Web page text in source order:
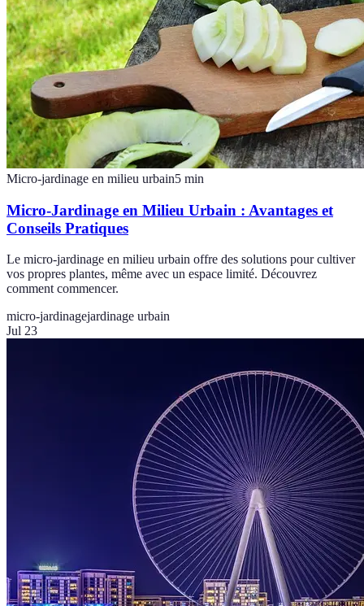
Micro-jardinage en milieu urbain5 min
Micro-Jardinage en Milieu Urbain : Avantages et
Conseils Pratiques
Le micro-jardinage en milieu urbain offre des solutions pour cultiver
vos propres plantes, même avec un espace limité. Découvrez
comment commencer.
micro-jardinagejardinage urbain
Jul 23